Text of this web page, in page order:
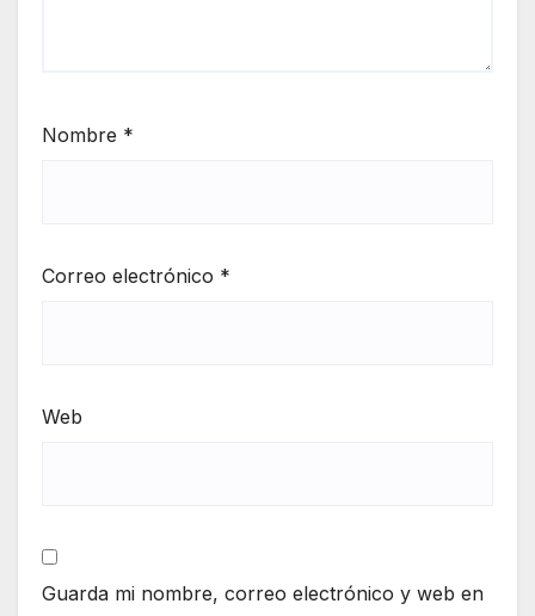
Nombre *
Correo electrónico *
Web
Guarda mi nombre, correo electrónico y web en